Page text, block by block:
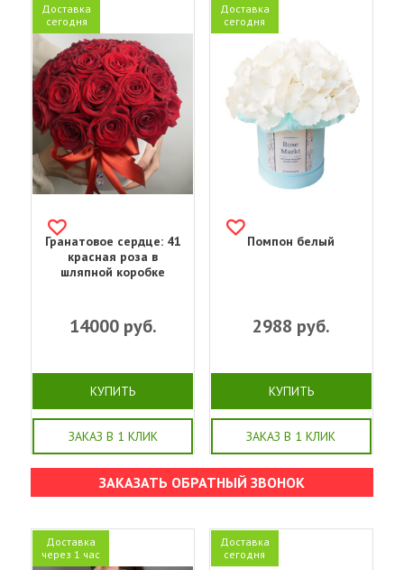
Доставка
сегодня
Гранатовое сердце: 41
красная роза в
шляпной коробке
14000руб.
КУПИТЬ
ЗАКАЗ В 1 КЛИК
Доставка
сегодня
Помпон белый
2988 руб.
КУПИТЬ
ЗАКАЗ В 1 КЛИК
ЗАКАЗАТЬ ОБРАТНЫЙ ЗВОНОК
Доставка
через 1 час
Доставка
сегодня